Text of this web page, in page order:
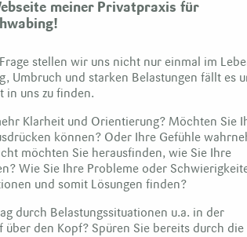
meiner Privatpraxis für
stellen wir uns nicht nur einmal im
Umbruch und starken Belastungen fällt es
in uns zu finden.
Klarheit und Orientierung? Möchten Sie
können? Oder Ihre Gefühle
möchten Sie herausfinden, wie Sie Ihre
Wie Sie Ihre Probleme oder
und somit Lösungen finden?
durch Belastungssituationen u.a. in der
über den Kopf? Spüren Sie bereits durch